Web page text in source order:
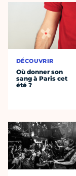
DÉCOUVRIR
Où donner son
sang à Paris cet
été ?